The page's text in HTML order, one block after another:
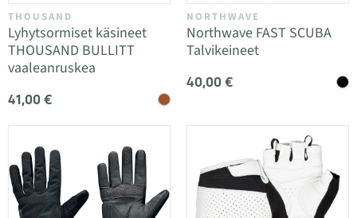
THOUSAND
Lyhytsormiset käsineet
THOUSAND BULLITT
vaaleanruskea
41,00 €
NORTHWAVE
Northwave FAST SCUBA
Talvikeineet
40,00 €